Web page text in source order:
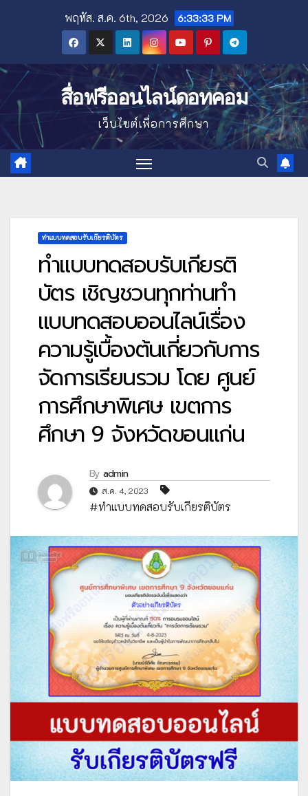
พฤหัส. ส.ค. 6th, 2026 6:33:34 PM
สื่อฟรีออนไลน์ดอทคอม
เว็บไซต์เพื่อการศึกษา
ทำแบบทดสอบรับเกียรติบัตร
ทำแบบทดสอบรับเกียรติ
บัตร เชิญชวนทุกท่านทำ
แบบทดสอบออนไลน์เรื่อง
ความรู้เบื้องต้นเกี่ยวกับการ
จัดการเรียนรวม โดย ศูนย์
การศึกษาพิเศษ เขตการ
ศึกษา 9 จังหวัดขอนแก่น
By admin
ส.ค. 4, 2023
#ทำแบบทดสอบรับเกียรติบัตร